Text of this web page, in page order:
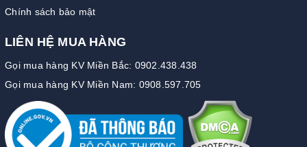
Chính sách bảo mật
LIÊN HỆ MUA HÀNG
Gọi mua hàng KV Miền Bắc: 0902.438.438
Gọi mua hàng KV Miền Nam: 0908.597.705